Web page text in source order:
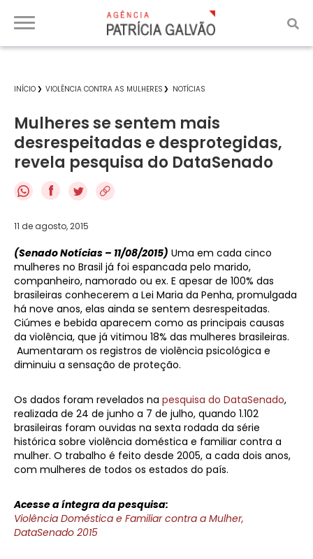
INÍCIO VIOLÊNCIA CONTRA AS MULHERES NOTÍCIAS
Mulheres se sentem mais
desrespeitadas e desprotegidas,
revela pesquisa do DataSenado
f
11 de agosto, 2015
(Senado Notícias – 11/08/2015) Uma em cada cinco
mulheres no Brasil já foi espancada pelo marido,
companheiro, namorado ou ex. E apesar de 100% das
brasileiras conhecerem a Lei Maria da Penha, promulgada
há nove anos, elas ainda se sentem desrespeitadas.
Ciúmes e bebida aparecem como as principais causas
da violência, que já vitimou 18% das mulheres brasileiras.
Aumentaram os registros de violência psicológica e
diminuiu a sensação de proteção.
Os dados foram revelados na pesquisa do DataSenado,
realizada de 24 de junho a 7 de julho, quando 1.102
brasileiras foram ouvidas na sexta rodada da série
histórica sobre violência doméstica e familiar contra a
mulher. O trabalho é feito desde 2005, a cada dois anos,
com mulheres de todos os estados do país.
Acesse a íntegra da pesquisa:
Violência Doméstica e Familiar contra a Mulher,
DataSenado 2015